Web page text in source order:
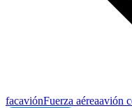
facaviónFuerza aéreaavión